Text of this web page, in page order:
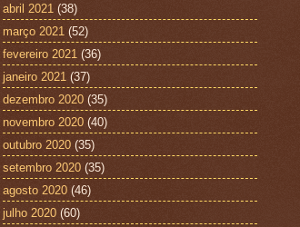
abril 2021 (38)
março 2021 (52)
fevereiro 2021 (36)
janeiro 2021 (37)
dezembro 2020 (35)
novembro 2020 (40)
outubro 2020 (35)
setembro 2020 (35)
agosto 2020 (46)
julho 2020 (60)